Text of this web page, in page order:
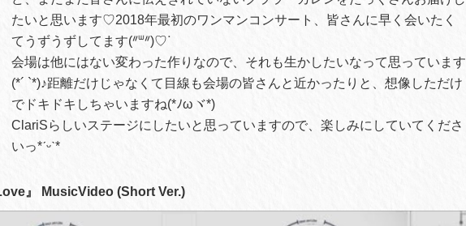
たいと思います♡2018年最初のワンマンコンサート、皆さんに早く会いたく
てうずうずしてます(ᐥᐜᐥ)♡ᐝ
会場は他にはない変わった作りなので、それも生かしたいなって思っています
(*´ `*)♪距離だけじゃなくて目線も会場の皆さんと近かったりと、想像しただけ
でドキドキしちゃいますね(*ﾉωヾ*)
ClariSらしいステージにしたいと思っていますので、楽しみにしていてくださ
いっ*ˊᵕˋ*
』 MusicVideo (Short Ver.)